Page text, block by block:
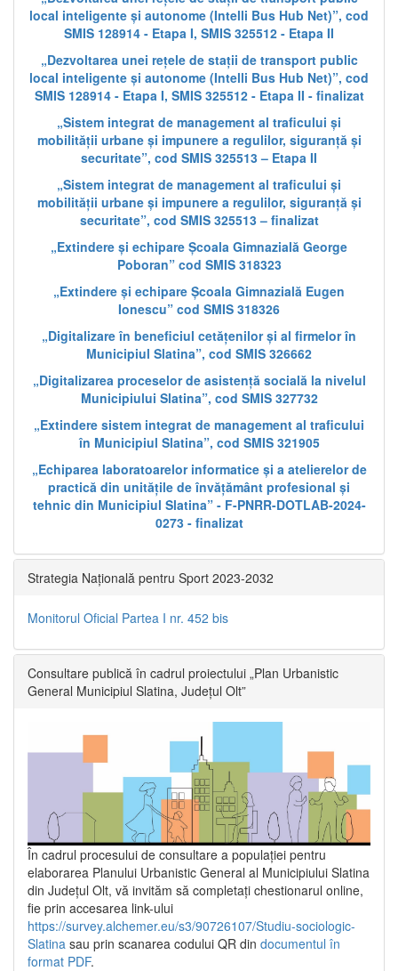
local inteligente și autonome (Intelli Bus Hub Net)”, cod
SMIS 128914 - Etapa I, SMIS 325512 - Etapa II
„Dezvoltarea unei rețele de stații de transport public
local inteligente și autonome (Intelli Bus Hub Net)”, cod
SMIS 128914 - Etapa I, SMIS 325512 - Etapa II - finalizat
„Sistem integrat de management al traficului și
mobilității urbane și impunere a regulilor, siguranță și
securitate”, cod SMIS 325513 – Etapa II
„Sistem integrat de management al traficului și
mobilității urbane și impunere a regulilor, siguranță și
securitate”, cod SMIS 325513 – finalizat
„Extindere și echipare Școala Gimnazială George
Poboran” cod SMIS 318323
„Extindere și echipare Școala Gimnazială Eugen
Ionescu” cod SMIS 318326
„Digitalizare în beneficiul cetățenilor și al firmelor în
Municipiul Slatina”, cod SMIS 326662
„Digitalizarea proceselor de asistență socială la nivelul
Municipiului Slatina”, cod SMIS 327732
„Extindere sistem integrat de management al traficului
în Municipiul Slatina”, cod SMIS 321905
„Echiparea laboratoarelor informatice și a atelierelor de
practică din unitățile de învățământ profesional și
tehnic din Municipiul Slatina” - F-PNRR-DOTLAB-2024-
0273 - finalizat
Strategia Națională pentru Sport 2023-2032
Monitorul Oficial Partea I nr. 452 bis
Consultare publică în cadrul proiectului „Plan Urbanistic
General Municipiul Slatina, Județul Olt”
În cadrul procesului de consultare a populaţiei pentru
elaborarea Planului Urbanistic General al Municipiului Slatina
din Județul Olt, vă invităm să completați chestionarul online,
fie prin accesarea link-ului
https://survey.alchemer.eu/s3/90726107/Studiu-sociologic-
Slatina sau prin scanarea codului QR din documentul în
format PDF.